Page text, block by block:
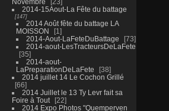
2014-15Aout-La Fête du battage
147
2014 Août fête du battage LA
MOISSON
1
2014-Aout-LaFeteDuBattage
73
2014-aout-LesTracteursDeLaFete
35
2014-aout-
LaPreparationDeLaFete
38
2014 juillet 14 Le Cochon Grillé
66
2014 Juillet le 13 Ty Levr fait sa
Foire à Tout
22
2014 Expo Photos "Quemperven